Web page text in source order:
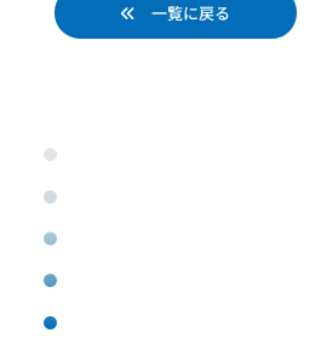
一覧に戻る